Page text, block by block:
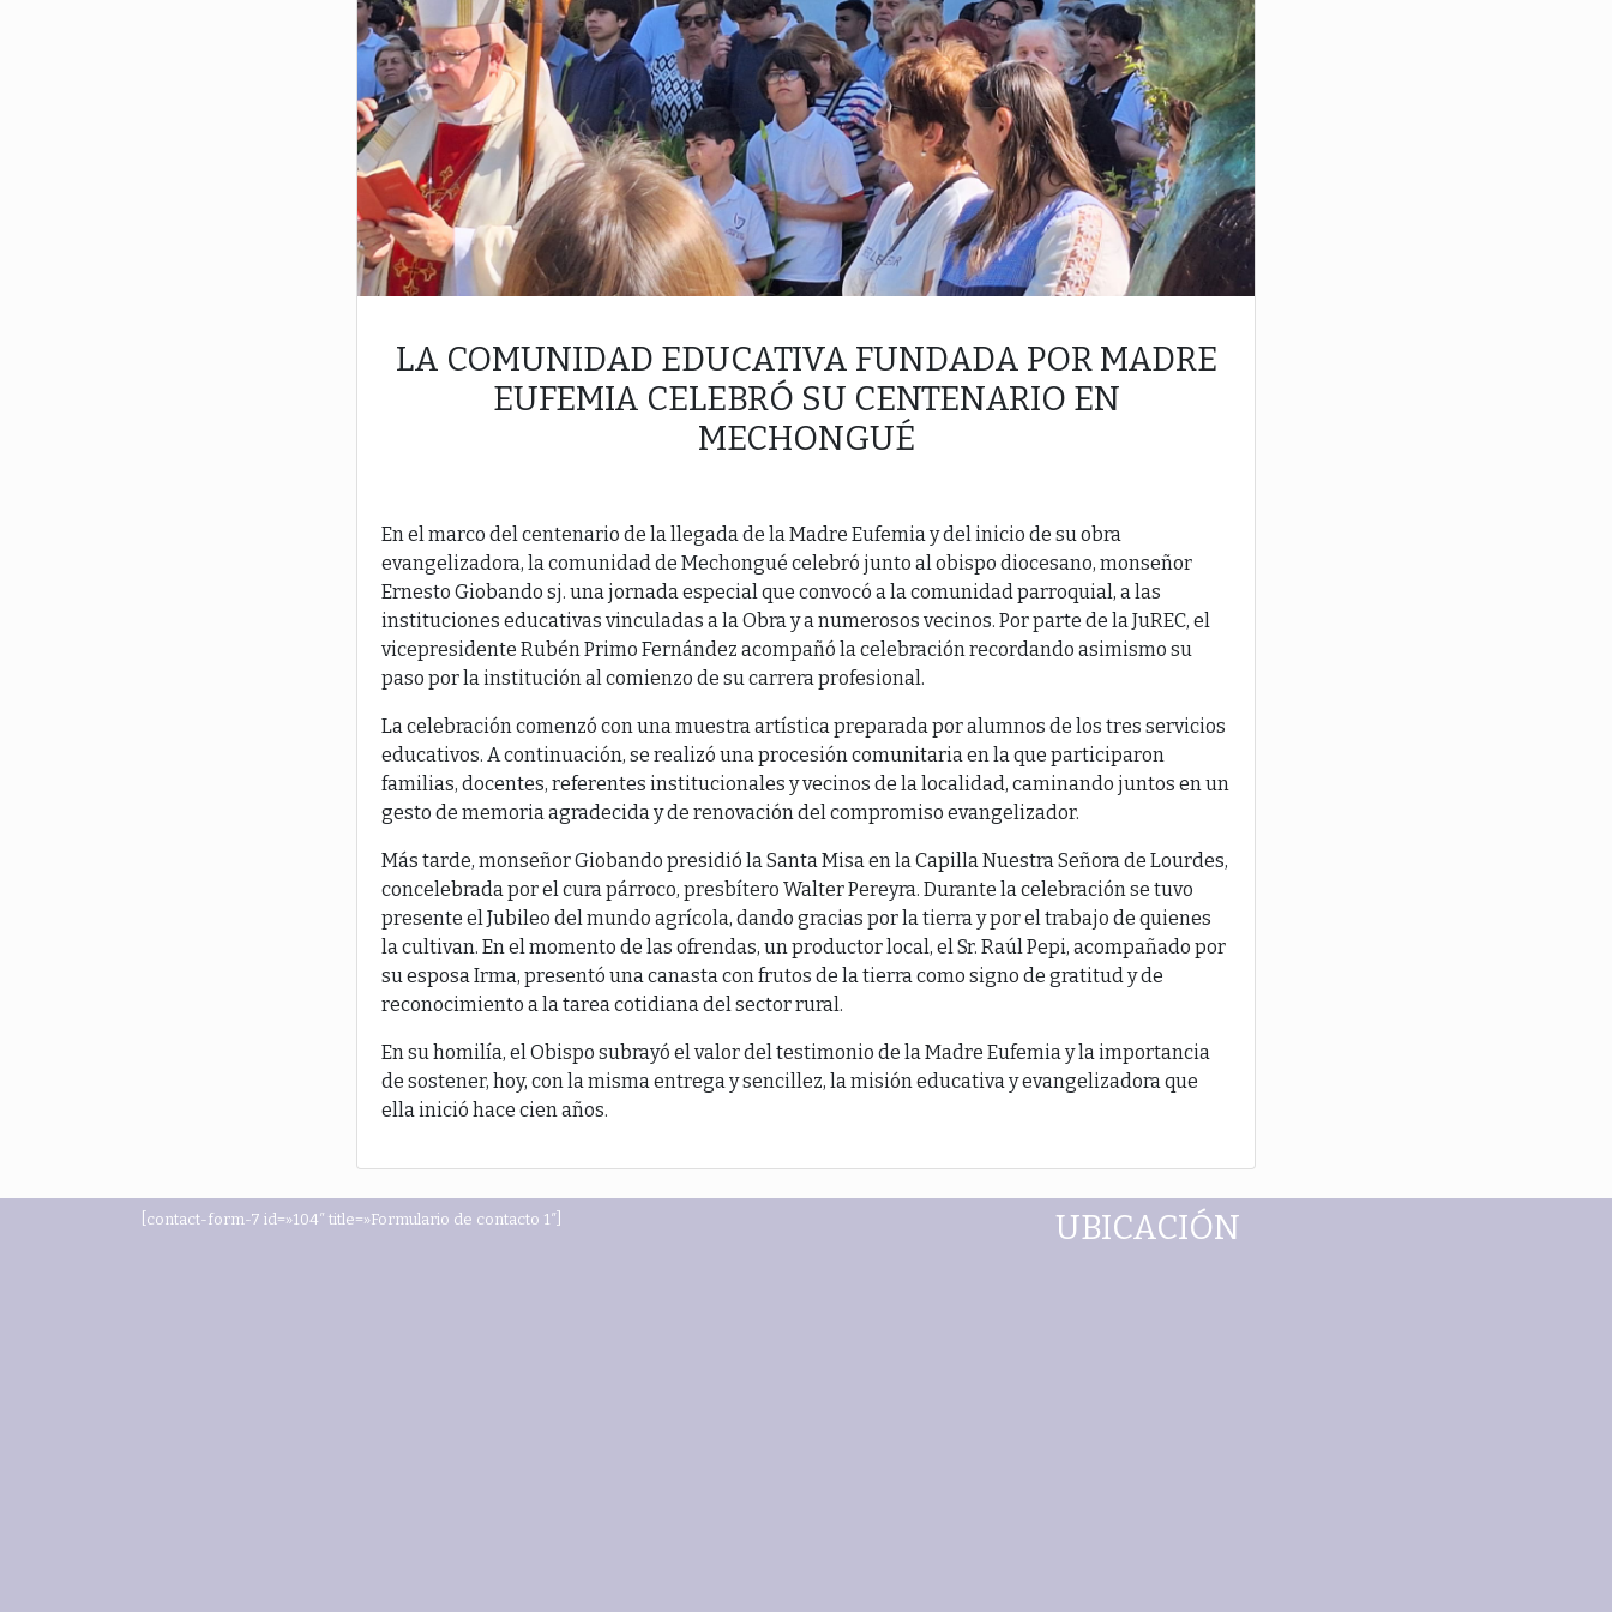
LA COMUNIDAD EDUCATIVA FUNDADA POR MADRE
EUFEMIA CELEBRÓ SU CENTENARIO EN
MECHONGUÉ
En el marco del centenario de la llegada de la Madre Eufemia y del inicio de su obra
evangelizadora, la comunidad de Mechongué celebró junto al obispo diocesano, monseñor
Ernesto Giobando sj. una jornada especial que convocó a la comunidad parroquial, a las
instituciones educativas vinculadas a la Obra y a numerosos vecinos. Por parte de la JuREC, el
vicepresidente Rubén Primo Fernández acompañó la celebración recordando asimismo su
paso por la institución al comienzo de su carrera profesional.
La celebración comenzó con una muestra artística preparada por alumnos de los tres servicios
educativos. A continuación, se realizó una procesión comunitaria en la que participaron
familias, docentes, referentes institucionales y vecinos de la localidad, caminando juntos en un
gesto de memoria agradecida y de renovación del compromiso evangelizador.
Más tarde, monseñor Giobando presidió la Santa Misa en la Capilla Nuestra Señora de Lourdes,
concelebrada por el cura párroco, presbítero Walter Pereyra. Durante la celebración se tuvo
presente el Jubileo del mundo agrícola, dando gracias por la tierra y por el trabajo de quienes
la cultivan. En el momento de las ofrendas, un productor local, el Sr. Raúl Pepi, acompañado por
su esposa Irma, presentó una canasta con frutos de la tierra como signo de gratitud y de
reconocimiento a la tarea cotidiana del sector rural.
En su homilía, el Obispo subrayó el valor del testimonio de la Madre Eufemia y la importancia
de sostener, hoy, con la misma entrega y sencillez, la misión educativa y evangelizadora que
ella inició hace cien años.
[contact-form-7 id=»104″ title=»Formulario de contacto 1″] UBICACIÓN